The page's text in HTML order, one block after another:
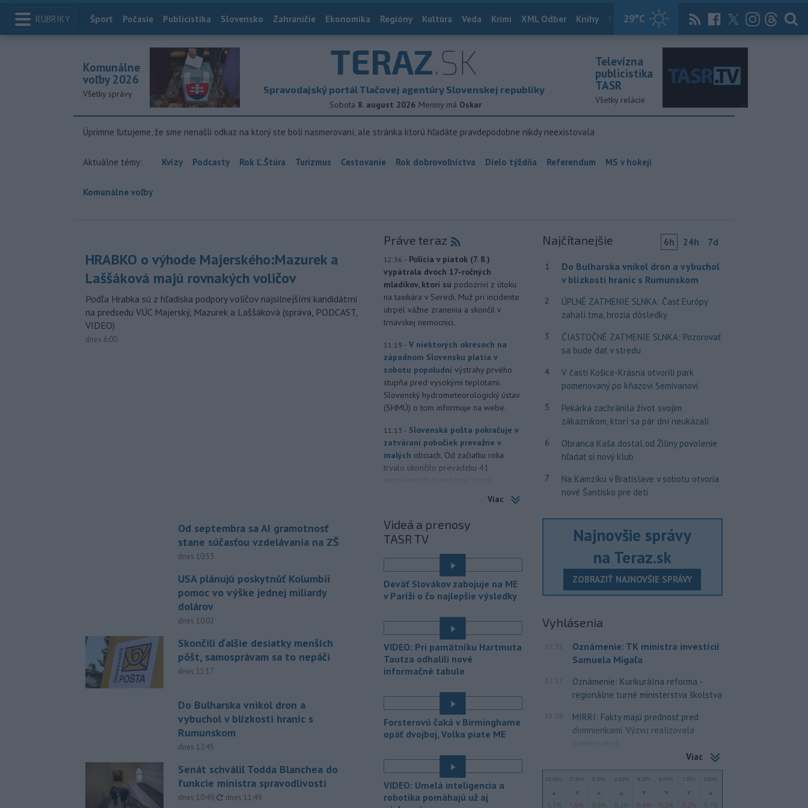
RUBRIKY 29°C
Index
Šport Počasie Publicistika Slovensko Zahraničie Ekonomika Regióny Kultúra Veda Krimi XML Odber Knihy Útulkovo Magazín News Now Archív
TERAZ.SK
Spravodajský portál Tlačovej agentúry Slovenskej republiky
Sobota 8. august 2026 Meniny má Oskar
Komunálne
voľby 2026
Všetky správy
Televízna
publicistika
TASR
Všetky relácie
Úprimne ľutujeme, že sme nenašli odkaz na ktorý ste boli nasmerovaní, ale stránka ktorú hľadáte pravdepodobne nikdy neexistovala
Aktuálne témy: Kvízy Podcasty Rok Ľ.Štúra Turizmus Cestovanie Rok dobrovoľníctva Dielo týždňa Referendum MS v hokeji
Komunálne voľby
HRABKO o výhode Majerského:Mazurek a
Laššáková majú rovnakých voličov
Podľa Hrabka sú z hľadiska podpory voličov najsilnejšími kandidátmi
na predsedu VÚC Majerský, Mazurek a Laššáková (správa, PODCAST,
VIDEO)
dnes 6:00
Od septembra sa AI gramotnosť
stane súčasťou vzdelávania na ZŠ
dnes 10:53
USA plánujú poskytnúť Kolumbii
pomoc vo výške jednej miliardy
dolárov
dnes 10:02
Skončili ďalšie desiatky menších
pôšt, samosprávam sa to nepáči
dnes 11:17
Do Bulharska vnikol dron a
vybuchol v blízkosti hraníc s
Rumunskom
dnes 12:45
Senát schválil Todda Blanchea do
funkcie ministra spravodlivosti
dnes 10:49, aktualizované
dnes 11:49
Práve teraz
12:36 - Polícia v piatok (7. 8.)
vypátrala dvoch 17-ročných
mladíkov, ktorí sú podozriví z útoku
na taxikára v Seredi. Muž pri incidente
utrpel vážne zranenia a skončil v
trnavskej nemocnici.
11:19 - V niektorých okresoch na
západnom Slovensku platia v
sobotu popoludní výstrahy prvého
stupňa pred vysokými teplotami.
Slovenský hydrometeorologický ústav
(SHMÚ) o tom informuje na webe.
11:13 - Slovenská pošta pokračuje v
zatváraní pobočiek prevažne v
malých obciach. Od začiatku roka
trvalo ukončilo prevádzku 41
fungovali nad rámec poštovej licencie.
spozorovali päť tiel na mieste, kde
minulýrok zmizli piati horolezci,
uviedli v sobotu tamojšie orgány.
TASR o tom informuje podľa správy
agentúry Reuters.
10:47 - Senát Spojených štátov v
spravodlivosti. Blanche
bol poverený vedením tohto rezortu
od apríla, keď americký prezident
Donald Trump odvolal z funkcie Pam
Bondiovú.
10:00 - Americké ministerstvo
zahraničných vecí v piatok
oznámilo, že vláda prezidenta
Donalda Trumpa plánuje Kolumbii
v oblasti bezpečnosti.
09:40 - Slovenským firmám naďalej
chýbajú pracovníci s konkrétnymi
Viac
Videá a prenosy
TASR TV
Deväť Slovákov zabojuje na ME
v Paríži o čo najlepšie výsledky
VIDEO: Pri pamätníku Hartmuta
Tautza odhalili nové
informačné tabule
Forsterovú čaká v Birminghame
opäť dvojboj, Volka piate ME
VIDEO: Umelá inteligencia a
robotika pomáhajú už aj
Najčítanejšie 6h 24h 7d
1
Do Bulharska vnikol dron a vybuchol
v blízkosti hraníc s Rumunskom
2
ÚPLNÉ ZATMENIE SLNKA: Časť Európy
zahalí tma, hrozia dôsledky
3
ČIASTOČNÉ ZATMENIE SLNKA: Pozorovať
sa bude dať v stredu
4
V časti Košice-Krásna otvorili park
pomenovaný po kňazovi Semivanovi
5
Pekárka zachránila život svojim
zákazníkom, ktorí sa pár dní neukázali
6
Obranca Kaša dostal od Žiliny povolenie
hľadať si nový klub
7
Na Kamzíku v Bratislave v sobotu otvoria
nové Šantisko pre deti
Najnovšie správy
na Teraz.sk
ZOBRAZIŤ NAJNOVŠIE SPRÁVY
Vyhlásenia
17:32
Oznámenie: TK ministra investícií
Samuela Migaľa
17:17
Oznámenie: Kurikurálna reforma -
regionálne turné ministerstva školstva
15:09
MIRRI: Fakty majú prednosť pred
domnienkami. Výzvu realizovala
samostatná...
Viac